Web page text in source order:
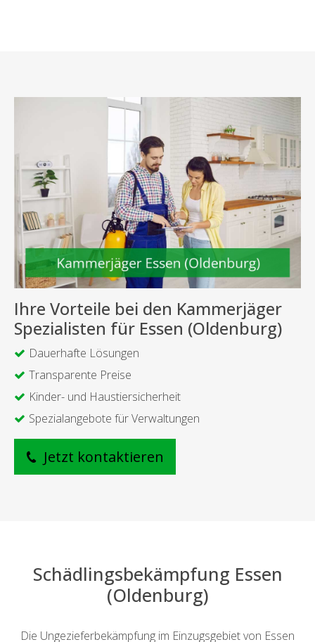
Ihre Vorteile bei den Kammerjäger
Spezialisten für Essen (Oldenburg)
Dauerhafte Lösungen
Transparente Preise
Kinder- und Haustiersicherheit
Spezialangebote für Verwaltungen
Jetzt kontaktieren
Schädlingsbekämpfung Essen
(Oldenburg)
Die Ungezieferbekämpfung im Einzugsgebiet von Essen